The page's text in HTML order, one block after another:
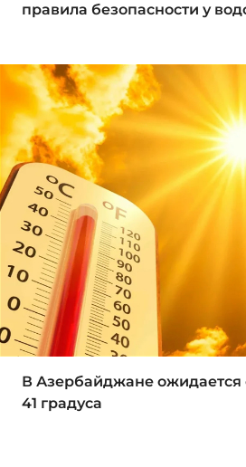
правила безопасности у
В Азербайджане ожидается
41 градуса